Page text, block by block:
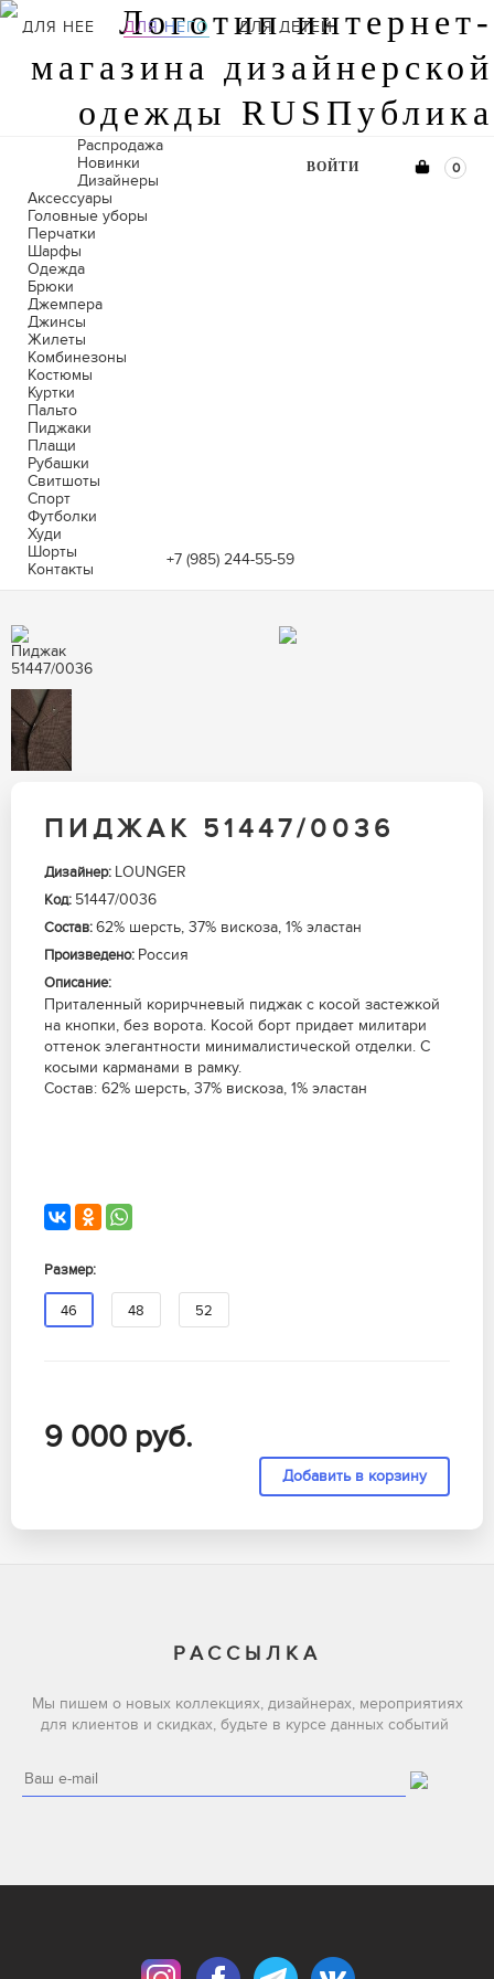
ДЛЯ НЕЕ ДЛЯ НЕГО ДЛЯ ДЕТЕЙ
0
ВОЙТИ
+7 (985) 244-55-59
Распродажа
Новинки
Дизайнеры
Аксессуары
Головные уборы
Перчатки
Шарфы
Одежда
Брюки
Джемпера
Джинсы
Жилеты
Комбинезоны
Костюмы
Куртки
Пальто
Пиджаки
Плащи
Рубашки
Свитшоты
Спорт
Футболки
Худи
Шорты
Контакты
ПИДЖАК 51447/0036
Дизайнер: LOUNGER
Код: 51447/0036
Состав:62% шерсть, 37% вискоза, 1% эластан
Произведено: Россия
Описание:
Приталенный корирчневый пиджак с косой застежкой
на кнопки, без ворота. Косой борт придает милитари
оттенок элегантности минималистической отделки. С
косыми карманами в рамку.
Состав: 62% шерсть, 37% вискоза, 1% эластан
Размер:
46 48 52
9 000 руб.
РАССЫЛКА
Мы пишем о новых коллекциях, дизайнерах, мероприятиях
для клиентов и скидках, будьте в курсе данных событий